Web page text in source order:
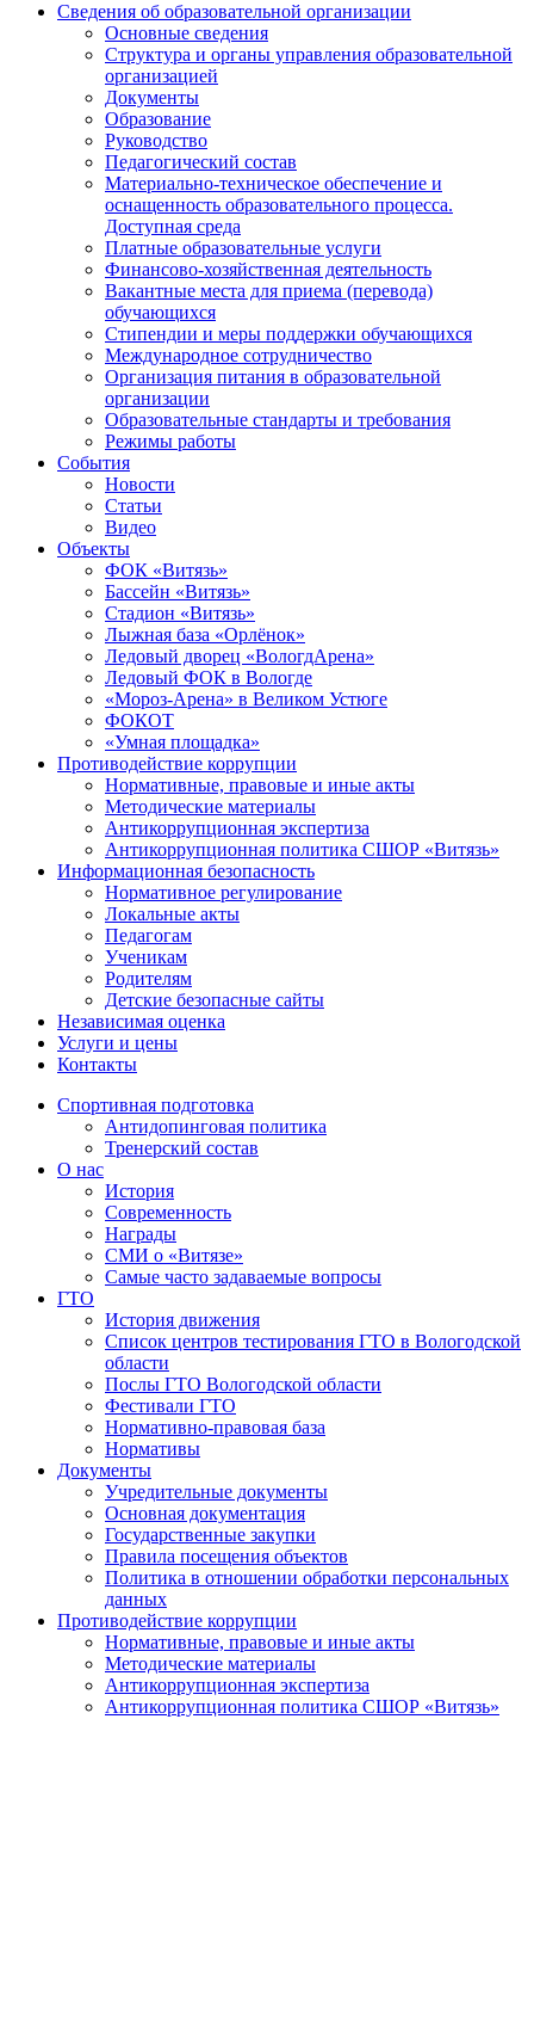
Сведения об образовательной организации
Основные сведения
Структура и органы управления образовательной
организацией
Документы
Образование
Руководство
Педагогический состав
Материально-техническое обеспечение и
оснащенность образовательного процесса.
Доступная среда
Платные образовательные услуги
Финансово-хозяйственная деятельность
Вакантные места для приема (перевода)
обучающихся
Стипендии и меры поддержки обучающихся
Международное сотрудничество
Организация питания в образовательной
организации
Образовательные стандарты и требования
Режимы работы
События
Новости
Статьи
Видео
Объекты
ФОК «Витязь»
Бассейн «Витязь»
Стадион «Витязь»
Лыжная база «Орлёнок»
Ледовый дворец «ВологдАрена»
Ледовый ФОК в Вологде
«Мороз-Арена» в Великом Устюге
ФОКОТ
«Умная площадка»
Противодействие коррупции
Нормативные, правовые и иные акты
Методические материалы
Антикоррупционная экспертиза
Антикоррупционная политика СШОР «Витязь»
Информационная безопасность
Нормативное регулирование
Локальные акты
Педагогам
Ученикам
Родителям
Детские безопасные сайты
Независимая оценка
Услуги и цены
Контакты
Спортивная подготовка
Антидопинговая политика
Тренерский состав
О нас
История
Современность
Награды
СМИ о «Витязе»
Самые часто задаваемые вопросы
ГТО
История движения
Список центров тестирования ГТО в Вологодской
области
Послы ГТО Вологодской области
Фестивали ГТО
Нормативно-правовая база
Нормативы
Документы
Учредительные документы
Основная документация
Государственные закупки
Правила посещения объектов
Политика в отношении обработки персональных
данных
Противодействие коррупции
Нормативные, правовые и иные акты
Методические материалы
Антикоррупционная экспертиза
Антикоррупционная политика СШОР «Витязь»